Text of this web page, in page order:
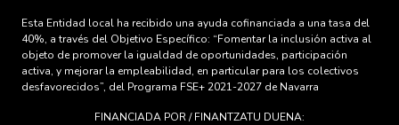
Esta Entidad local ha recibido una ayuda cofinanciada a una tasa del
40%, a través del Objetivo Específico: “Fomentar la inclusión activa al
objeto de promover la igualdad de oportunidades, participación
activa, y mejorar la empleabilidad, en particular para los colectivos
desfavorecidos”, del Programa FSE+ 2021-2027 de Navarra
FINANCIADA POR / FINANTZATU DUENA: